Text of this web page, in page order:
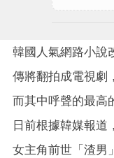
韓國人氣網路小說
傳將翻拍成電視劇
而其中呼聲的最高
日前根據韓媒報道，
女主角前世「渣男